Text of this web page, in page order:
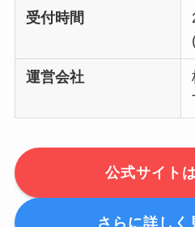
受付時間
運営会社
公式サイト
さらに詳しく